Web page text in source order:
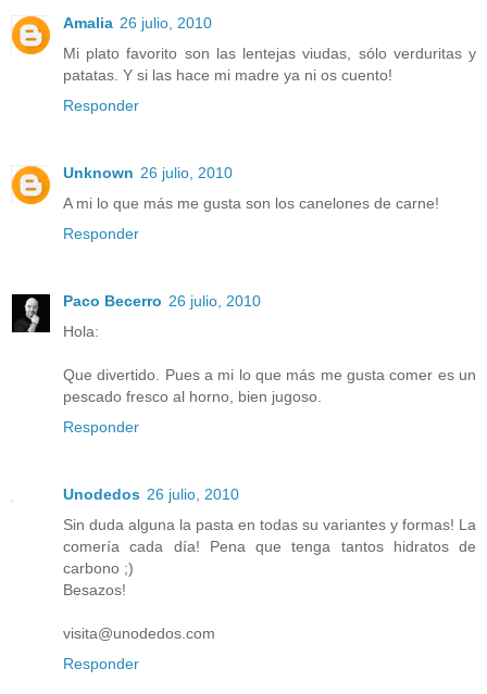
Amalia 26 julio, 2010
Mi plato favorito son las lentejas viudas, sólo verduritas y
patatas. Y si las hace mi madre ya ni os cuento!
Responder
Unknown 26 julio, 2010
A mi lo que más me gusta son los canelones de carne!
Responder
Paco Becerro 26 julio, 2010
Hola:
Que divertido. Pues a mi lo que más me gusta comer es un
pescado fresco al horno, bien jugoso.
Responder
Unodedos 26 julio, 2010
Sin duda alguna la pasta en todas su variantes y formas! La
comería cada día! Pena que tenga tantos hidratos de
carbono ;)
Besazos!
visita@unodedos.com
Responder